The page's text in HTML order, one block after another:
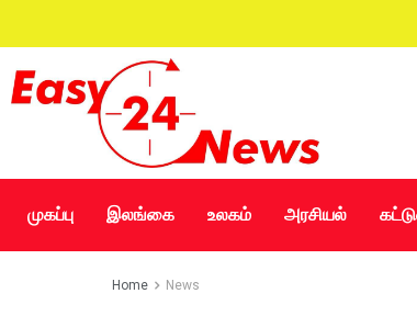
முகப்பு இலங்கை உலகம் அரசியல்
Home News